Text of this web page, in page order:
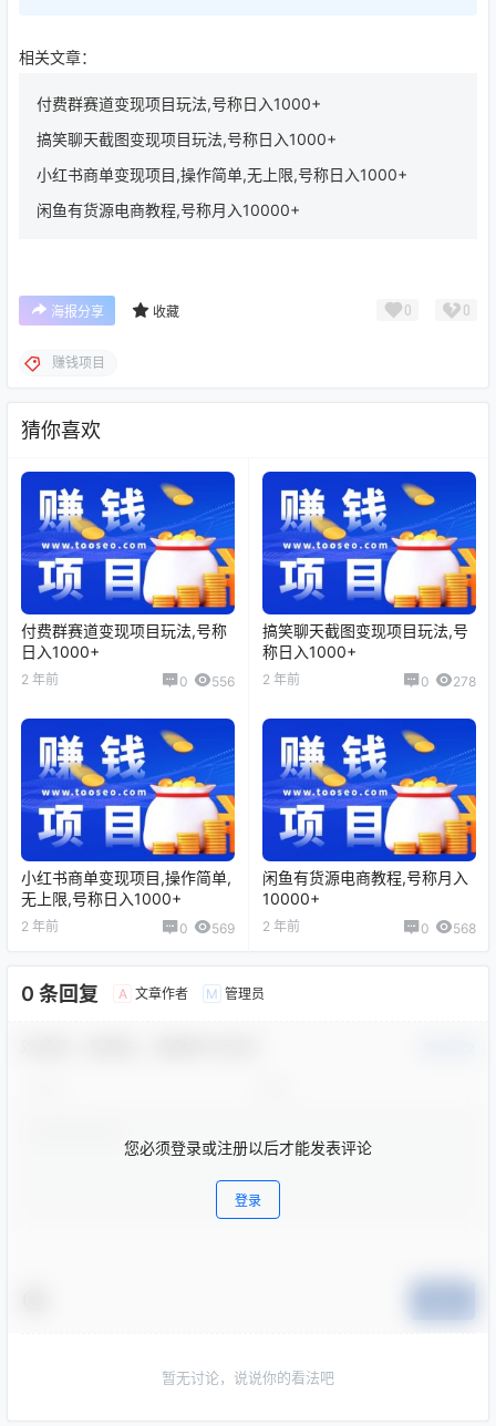
相关文章：
付费群赛道变现项目玩法,号称日入1000+
搞笑聊天截图变现项目玩法,号称日入1000+
小红书商单变现项目,操作简单,无上限,号称日入1000+
闲鱼有货源电商教程,号称月入10000+
海报分享 收藏 0 0
赚钱项目
猜你喜欢
付费群赛道变现项目玩法,号称
日入1000+
2 年前 0 556
搞笑聊天截图变现项目玩法,号
称日入1000+
2 年前 0 278
小红书商单变现项目,操作简单,
无上限,号称日入1000+
2 年前 0 569
闲鱼有货源电商教程,号称月入
10000+
2 年前 0 568
0 条回复 A 文章作者 M 管理员
您必须登录或注册以后才能发表评论
登录
暂无讨论，说说你的看法吧